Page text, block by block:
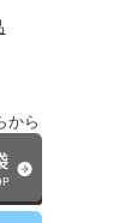
から